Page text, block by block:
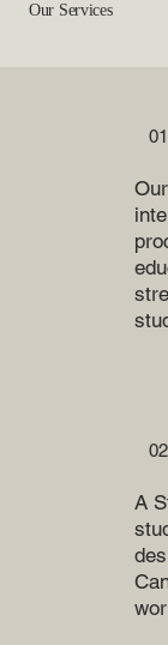
Our Services
01
02
A